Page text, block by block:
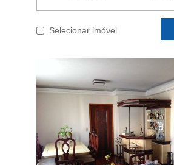
Selecionar imóvel